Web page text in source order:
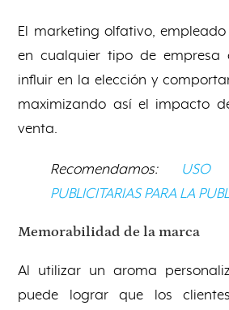
El marketing olfativo,
en cualquier tipo de empresa
influir en la elección y
maximizando así el impacto
venta.
Recomendamos:USO
PUBLICITARIAS PARA LA
Memorabilidad de la marca
Al utilizar un aroma
puede lograr que los